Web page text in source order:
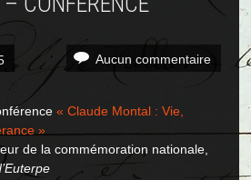
Aucun commentaire
« Claude Montal : Vie,
»
de la commémoration nationale,